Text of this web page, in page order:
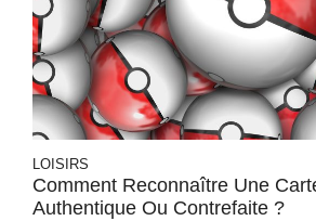
LOISIRS
Comment Reconnaître Une
Authentique Ou Contrefaite ?